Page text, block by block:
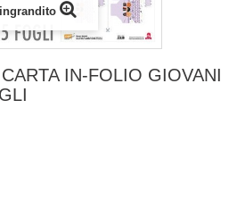
ingrandito
IN-FOLIO GIOVANI